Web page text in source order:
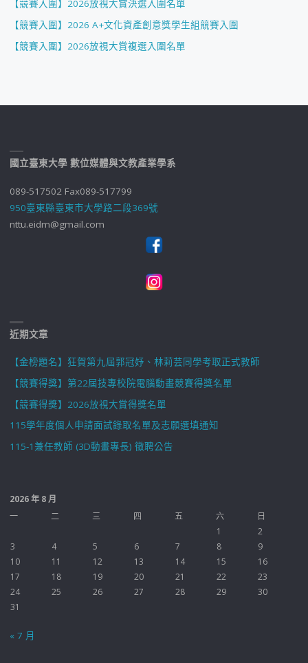
【競賽入圍】2026放視大賞決選入圍名單
【競賽入圍】2026 A+文化資產創意獎學生組競賽入圍
【競賽入圍】2026放視大賞複選入圍名單
國立臺東大學 數位媒體與文教產業學系
089-517502 Fax089-517799
950臺東縣臺東市大學路二段369號
nttu.eidm@gmail.com
近期文章
【金榜題名】狂賀第九屆郭冠妤、林莉芸同學考取正式教師
【競賽得獎】第22屆技專校院電腦動畫競賽得獎名單
【競賽得獎】2026放視大賞得獎名單
115學年度個人申請面試錄取名單及志願選填通知
115-1兼任教師 (3D動畫專長) 徵聘公告
2026 年 8 月
一
二 三 四 五 六
日
1
2
3
4 5 6 7 8
9
10
11 12 13 14 15
16
17
18 19 20 21 22
23
24
25 26 27 28 29
30
31
« 7 月